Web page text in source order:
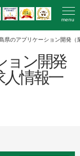
menu
県のアプリケーション開発（
ョン開発
人情報一